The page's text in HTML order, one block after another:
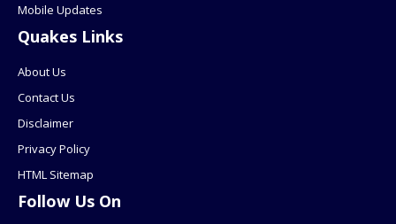
Mobile Updates
Quakes Links
About Us
Contact Us
Disclaimer
Privacy Policy
HTML Sitemap
Follow Us On